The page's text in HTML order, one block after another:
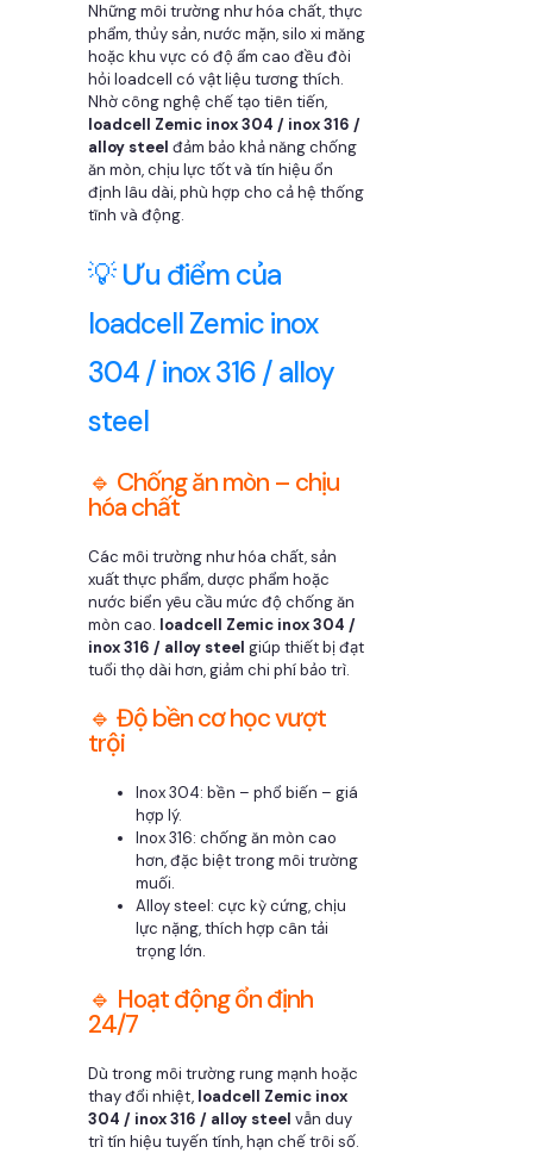
Những môi trường như hóa chất, thực
phẩm, thủy sản, nước mặn, silo xi măng
hoặc khu vực có độ ẩm cao đều đòi
hỏi loadcell có vật liệu tương thích.
Nhờ công nghệ chế tạo tiên tiến,
loadcell Zemic inox 304 / inox 316 /
alloy steel đảm bảo khả năng chống
ăn mòn, chịu lực tốt và tín hiệu ổn
định lâu dài, phù hợp cho cả hệ thống
tĩnh và động.
💡 Ưu điểm của
loadcell Zemic inox
304 / inox 316 / alloy
steel
🔹 Chống ăn mòn – chịu
hóa chất
Các môi trường như hóa chất, sản
xuất thực phẩm, dược phẩm hoặc
nước biển yêu cầu mức độ chống ăn
mòn cao. loadcell Zemic inox 304 /
inox 316 / alloy steel giúp thiết bị đạt
tuổi thọ dài hơn, giảm chi phí bảo trì.
🔹 Độ bền cơ học vượt
trội
Inox 304: bền – phổ biến – giá
hợp lý.
Inox 316: chống ăn mòn cao
hơn, đặc biệt trong môi trường
muối.
Alloy steel: cực kỳ cứng, chịu
lực nặng, thích hợp cân tải
trọng lớn.
🔹 Hoạt động ổn định
24/7
Dù trong môi trường rung mạnh hoặc
thay đổi nhiệt, loadcell Zemic inox
304 / inox 316 / alloy steel vẫn duy
trì tín hiệu tuyến tính, hạn chế trôi số.